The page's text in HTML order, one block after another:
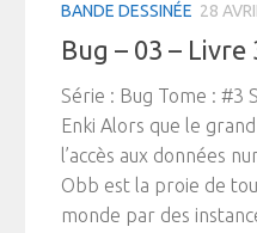
BANDE DESSINÉE 28
Bug – 03 – Livre
Série : Bug Tome : #3
Enki Alors que le
l’accès aux données
Obb est la proie de
monde par des